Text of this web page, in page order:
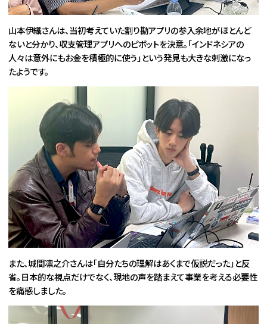
山本伊織さんは、当初考えていた割り勘アプリの参入余地がほとんど
ないと分かり、収支管理アプリへのピボットを決意。「インドネシアの
人々は意外にもお金を積極的に使う」という発見も大きな刺激になっ
たようです。
また、城間凛之介さんは「自分たちの理解はあくまで仮説だった」と反
省。日本的な視点だけでなく、現地の声を踏まえて事業を考える必要性
を痛感しました。